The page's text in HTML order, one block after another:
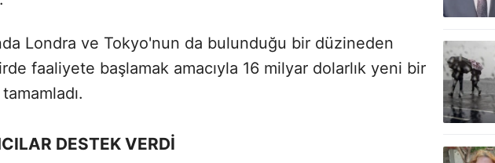
Londra ve Tokyo'nun da bulunduğu bir düzineden
faaliyete başlamak amacıyla 16 milyar dolarlık yeni bir
DESTEK VERDİ